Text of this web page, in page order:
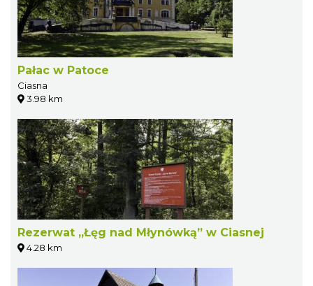
Pałac w Patoce
Ciasna
3.98 km
Rezerwat „Łęg nad Młynówką” w Ciasnej
4.28 km